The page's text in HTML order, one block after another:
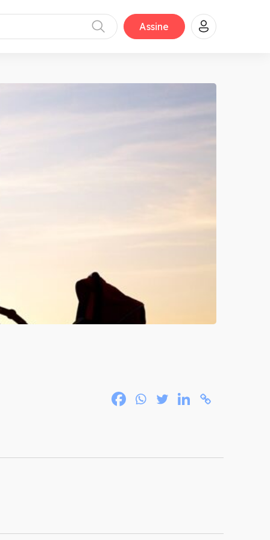
Assine